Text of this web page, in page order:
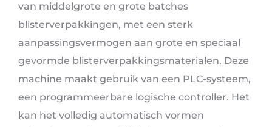
van middelgrote en grote batches
blisterverpakkingen, met een sterk
aanpassingsvermogen aan grote en speciaal
gevormde blisterverpakkingsmaterialen. Deze
machine maakt gebruik van een PLC-systeem,
een programmeerbare logische controller. Het
kan het volledig automatisch vormen